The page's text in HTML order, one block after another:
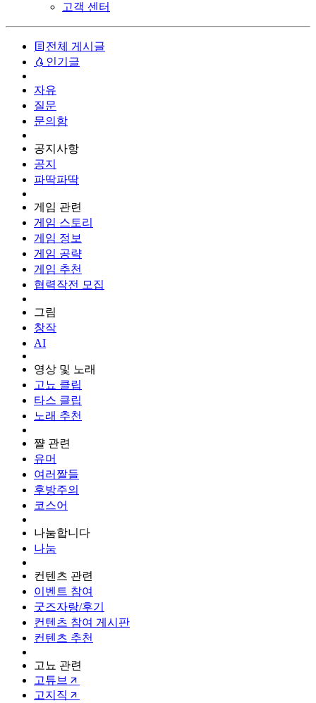
고객 센터
전체 게시글
인기글
자유
질문
문의함
공지사항
공지
파딱파딱
게임 관련
게임 스토리
게임 정보
게임 공략
게임 추천
협력작전 모집
그림
창작
AI
영상 및 노래
고뇨 클립
타스 클립
노래 추천
쨜 관련
유머
여러짤들
후방주의
코스어
나눔합니다
나눔
컨텐츠 관련
이벤트 참여
굿즈자랑/후기
컨텐츠 참여 게시판
컨텐츠 추천
고뇨 관련
고튜브
고지직